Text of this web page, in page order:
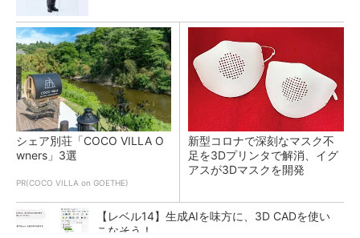
シェア別荘「COCO VILLA O
wners」3選
PR(COCO VILLA on GOETHE)
新型コロナで深刻なマスク不
足を3Dプリンタで解消、イグ
アスが3Dマスクを開発
【レベル14】生成AIを味方に、3D CADを使い
こなそう！